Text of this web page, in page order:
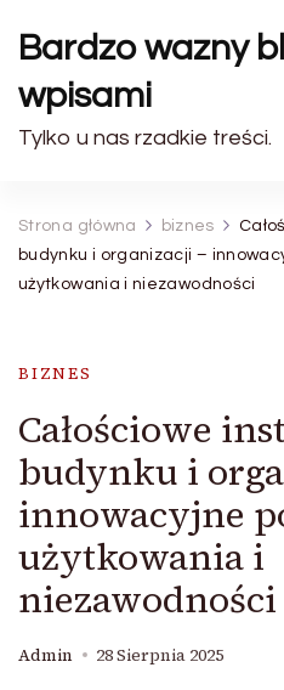
Bardzo wazny
wpisami
Tylko u nas rzadkie treści.
Strona główna biznes
budynku i organizacji –
użytkowania i niezawodności
BIZNES
Całościowe
budynku i
innowacyjne
użytkowania i
niezawodności
Admin 28 Sierpnia 2025